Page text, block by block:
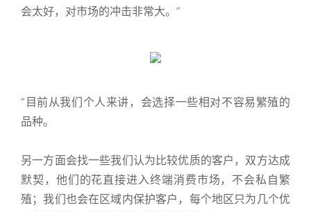
会太好，对市场的冲击非常大。”
“目前从我们个人来讲， 会选择一些相对不容易繁殖的
品种。
另一方面会找一些我们认为比较优质的客户， 双方达成
默契，他们的花直接进入终端消费市场，不会私自繁
殖；我们也会在区域内保护客户，每个地区只为几个优